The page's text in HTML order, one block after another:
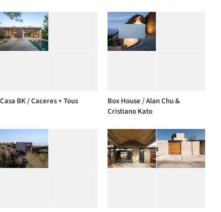
Casa BK / Caceres + Tous
Box House / Alan Chu &
Cristiano Kato